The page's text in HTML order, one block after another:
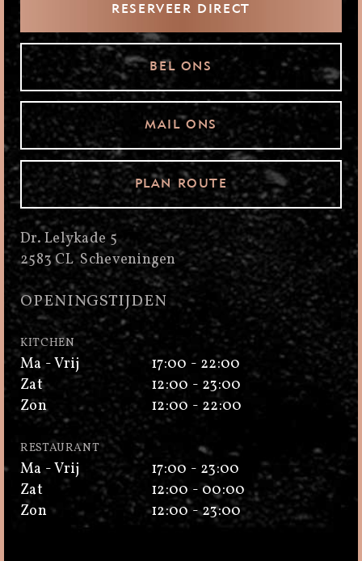
RESERVEER DIRECT
BEL ONS
MAIL ONS
PLAN ROUTE
Dr. Lelykade 5
2583 CL Scheveningen
OPENINGSTIJDEN
KITCHEN
Ma - Vrij
17:00 - 22:00
Zat
12:00 - 23:00
Zon
12:00 - 22:00
RESTAURANT
Ma - Vrij
17:00 - 23:00
Zat
12:00 - 00:00
Zon
12:00 - 23:00